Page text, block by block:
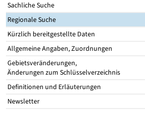
Sachliche Suche
Regionale Suche
Kürzlich bereitgestellte Daten
Allgemeine Angaben, Zuordnungen
Gebietsveränderungen,
Änderungen zum Schlüsselverzeichnis
Definitionen und Erläuterungen
Newsletter